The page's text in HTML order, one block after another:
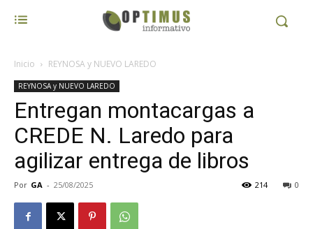
Inicio REYNOSA y NUEVO LAREDO
REYNOSA y NUEVO LAREDO
Entregan montacargas a
CREDE N. Laredo para
agilizar entrega de libros
Por GA - 25/08/2025 0
214